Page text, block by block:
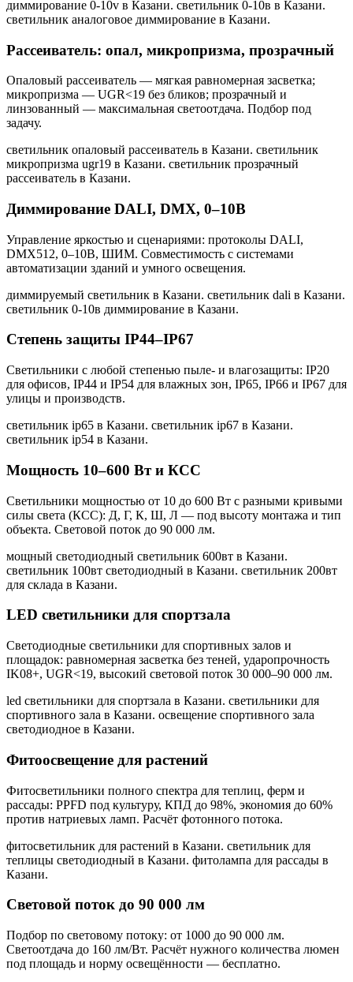
диммирование 0-10v в Казани. светильник 0-10в в Казани.
светильник аналоговое диммирование в Казани.
Рассеиватель: опал, микропризма, прозрачный
Опаловый рассеиватель — мягкая равномерная засветка;
микропризма — UGR<19 без бликов; прозрачный и
линзованный — максимальная светоотдача. Подбор под
задачу.
светильник опаловый рассеиватель в Казани. светильник
микропризма ugr19 в Казани. светильник прозрачный
рассеиватель в Казани.
Диммирование DALI, DMX, 0–10В
Управление яркостью и сценариями: протоколы DALI,
DMX512, 0–10В, ШИМ. Совместимость с системами
автоматизации зданий и умного освещения.
диммируемый светильник в Казани. светильник dali в Казани.
светильник 0-10в диммирование в Казани.
Степень защиты IP44–IP67
Светильники с любой степенью пыле- и влагозащиты: IP20
для офисов, IP44 и IP54 для влажных зон, IP65, IP66 и IP67 для
улицы и производств.
светильник ip65 в Казани. светильник ip67 в Казани.
светильник ip54 в Казани.
Мощность 10–600 Вт и КСС
Светильники мощностью от 10 до 600 Вт с разными кривыми
силы света (КСС): Д, Г, К, Ш, Л — под высоту монтажа и тип
объекта. Световой поток до 90 000 лм.
мощный светодиодный светильник 600вт в Казани.
светильник 100вт светодиодный в Казани. светильник 200вт
для склада в Казани.
LED светильники для спортзала
Светодиодные светильники для спортивных залов и
площадок: равномерная засветка без теней, ударопрочность
IK08+, UGR<19, высокий световой поток 30 000–90 000 лм.
led светильники для спортзала в Казани. светильники для
спортивного зала в Казани. освещение спортивного зала
светодиодное в Казани.
Фитоосвещение для растений
Фитосветильники полного спектра для теплиц, ферм и
рассады: PPFD под культуру, КПД до 98%, экономия до 60%
против натриевых ламп. Расчёт фотонного потока.
фитосветильник для растений в Казани. светильник для
теплицы светодиодный в Казани. фитолампа для рассады в
Казани.
Световой поток до 90 000 лм
Подбор по световому потоку: от 1000 до 90 000 лм.
Светоотдача до 160 лм/Вт. Расчёт нужного количества люмен
под площадь и норму освещённости — бесплатно.